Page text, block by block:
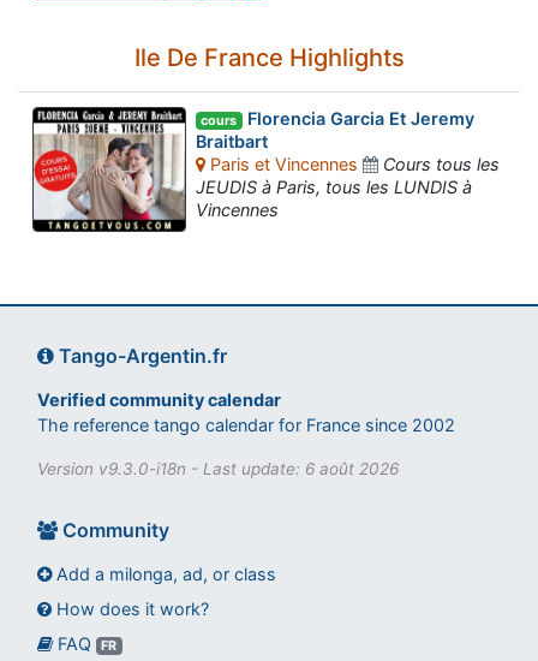
Ile De France Highlights
cours Florencia Garcia Et Jeremy
Braitbart
Paris et Vincennes
Cours tous les
JEUDIS à Paris, tous les LUNDIS à
Vincennes
Tango-Argentin.fr
Verified community calendar
The reference tango calendar for France since 2002
Version v9.3.0-i18n - Last update: 6 août 2026
Community
Add a milonga, ad, or class
How does it work?
FAQ
FR
Assistant tango-argentin.fr